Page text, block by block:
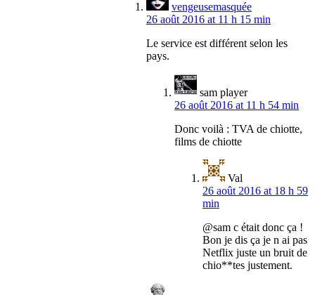
vengeusemasquée
26 août 2016 at 11 h 15 min
Le service est différent selon les
pays.
sam player
26 août 2016 at 11 h 54 min
Donc voilà : TVA de chiotte,
films de chiotte
Val
26 août 2016 at 18 h 59
min
@sam c était donc ça !
Bon je dis ça je n ai pas
Netflix juste un bruit de
chio**tes justement.